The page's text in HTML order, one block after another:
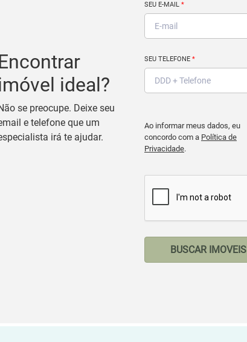
ideal?
se preocupe. Deixe seu
e telefone que um
irá te ajudar.
SEU E-MAIL *
SEU TELEFONE *
Ao informar meus dados, eu
concordo com a Política de
Privacidade.
BUSCAR IMOVEIS